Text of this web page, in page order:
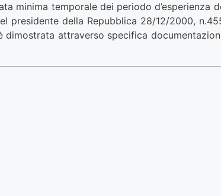
temporale dei periodo d’esperienza
della Repubblica 28/12/2000,
attraverso specifica